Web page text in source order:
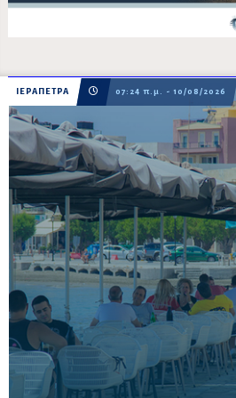
ΙΕΡΑΠΕΤΡΑ 07:24 π.μ. - 10/08/2026